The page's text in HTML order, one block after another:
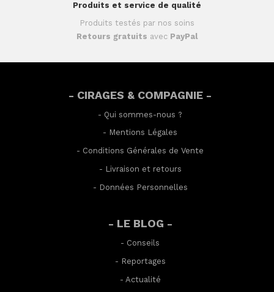
Produits et service de qualité
Produits testés par nos soins
Retours gratuits avec PayPal
- CIRAGES & COMPAGNIE -
- Qui sommes-nous ?
- Mentions Légales
- Conditions Générales de Vente
- Livraison et retours
- Données Personnelles
- LE BLOG -
- Conseils
- Reportages
- Actualité